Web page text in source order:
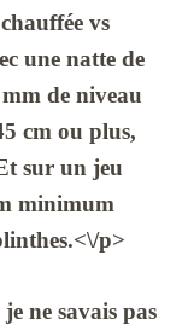
vs
une natte de
de niveau
cm ou plus,
sur un jeu
minimum
p>
ne savais pas